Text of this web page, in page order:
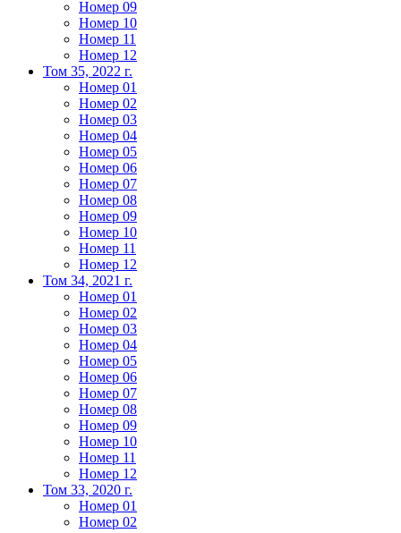
Номер 09
Номер 10
Номер 11
Номер 12
Том 35, 2022 г.
Номер 01
Номер 02
Номер 03
Номер 04
Номер 05
Номер 06
Номер 07
Номер 08
Номер 09
Номер 10
Номер 11
Номер 12
Том 34, 2021 г.
Номер 01
Номер 02
Номер 03
Номер 04
Номер 05
Номер 06
Номер 07
Номер 08
Номер 09
Номер 10
Номер 11
Номер 12
Том 33, 2020 г.
Номер 01
Номер 02